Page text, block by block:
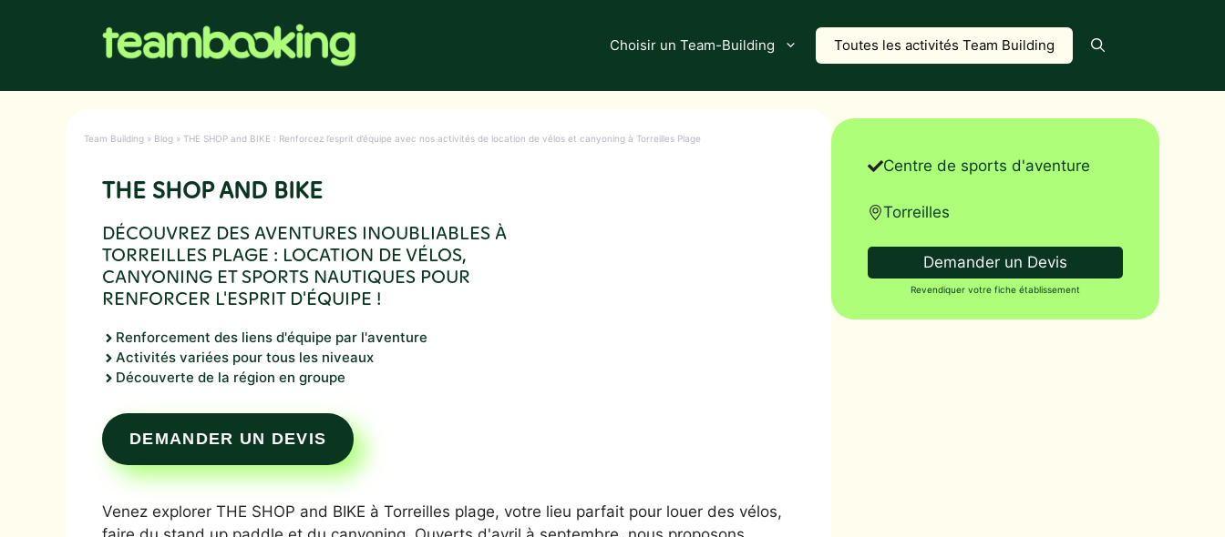
Choisir un Team-Building Toutes les activités Team Building
Team Building » Blog » THE SHOP and BIKE : Renforcez l’esprit d’équipe avec nos activités de location de vélos et canyoning à Torreilles Plage
THE SHOP AND BIKE
DÉCOUVREZ DES AVENTURES INOUBLIABLES À
TORREILLES PLAGE : LOCATION DE VÉLOS,
CANYONING ET SPORTS NAUTIQUES POUR
RENFORCER L'ESPRIT D'ÉQUIPE !
Renforcement des liens d'équipe par l'aventure
Activités variées pour tous les niveaux
Découverte de la région en groupe
DEMANDER UN DEVIS
Venez explorer THE SHOP and BIKE à Torreilles plage, votre lieu parfait pour louer des vélos,
Centre de sports d'aventure
Torreilles
Demander un Devis
Revendiquer votre fiche établissement